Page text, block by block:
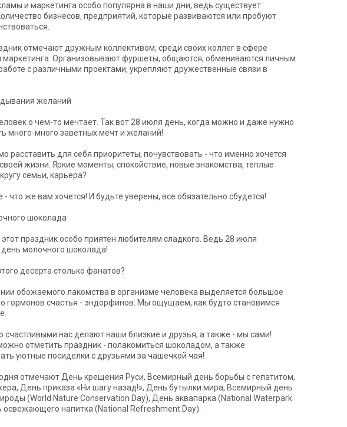
и маркетинга особо популярна в наши дни, ведь существует
бизнесов, предприятий, которые развиваются или пробуют
отмечают дружным коллективом, среди своих коллег в сфере
маркетинга. Организовывают фуршеты, общаются, обмениваются личным
с различными проектами, укрепляют дружественные связи в
желаний
о чем-то мечтает. Так вот 28 июля день, когда можно и даже нужно
много-много заветных мечт и желаний!
расставить для себя приоритеты, почувствовать - что именно хочется
жизни. Яркие моменты, спокойствие, новые знакомства, теплые
семьи, карьера?
- что же вам хочется! И будьте уверены, все обязательно сбудется!
шоколада
праздник особо приятен любителям сладкого. Ведь 28 июля
молочного шоколада!
десерта столько фанатов?
обожаемого лакомства в организме человека выделяется большое
гормонов счастья - эндорфинов. Мы ощущаем, как будто становимся
счастливыми нас делают наши близкие и друзья, а также - мы сами!
отметить праздник - полакомиться шоколадом, а также
уютные посиделки с друзьями за чашечкой чая!
отмечают День крещения Руси, Всемирный день борьбы с гепатитом,
День приказа «Ни шагу назад!», День бутылки мира, Всемирный день
(World Nature Conservation Day), День аквапарка (National Waterpark
освежающего напитка (National Refreshment Day).